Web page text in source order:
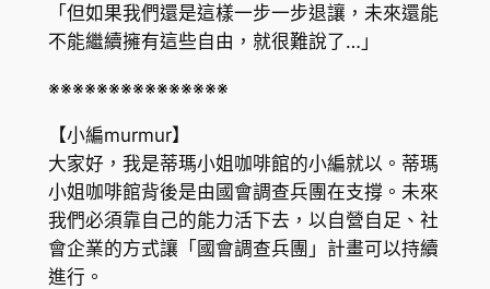
「但如果我們還是這樣一步一步退讓，未來還能
不能繼續擁有這些自由，就很難說了…」
※※※※※※※※※※※※※※※
【小編murmur】
大家好，我是蒂瑪小姐咖啡館的小編就以。蒂瑪
小姐咖啡館背後是由國會調查兵團在支撐。未來
我們必須靠自己的能力活下去，以自營自足、社
會企業的方式讓「國會調查兵團」計畫可以持續
進行。